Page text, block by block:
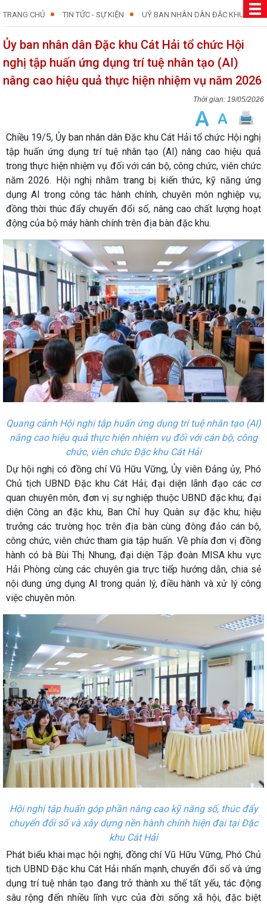
TRANG CHỦ TIN TỨC - SỰ KIỆN UỶ BAN NHÂN DÂN ĐẶC KHU
Ủy ban nhân dân Đặc khu Cát Hải tổ chức Hội
nghị tập huấn ứng dụng trí tuệ nhân tạo (AI)
nâng cao hiệu quả thực hiện nhiệm vụ năm 2026
19/05/2026
Chiều 19/5, Ủy ban nhân dân Đặc khu Cát Hải tổ chức Hội nghị
tập huấn ứng dụng trí tuệ nhân tạo (AI) nâng cao hiệu quả
trong thực hiện nhiệm vụ đối với cán bộ, công chức, viên chức
năm 2026. Hội nghị nhằm trang bị kiến thức, kỹ năng ứng
dụng AI trong công tác hành chính, chuyên môn nghiệp vụ;
đồng thời thúc đẩy chuyển đổi số, nâng cao chất lượng hoạt
động của bộ máy hành chính trên địa bàn đặc khu.
Quang cảnh Hội nghị tập huấn ứng dụng trí tuệ nhân tạo (AI)
nâng cao hiệu quả thực hiện nhiệm vụ đối với cán bộ, công
chức, viên chức Đặc khu Cát Hải
Dự hội nghị có đồng chí Vũ Hữu Vững, Ủy viên Đảng ủy, Phó
Chủ tịch UBND Đặc khu Cát Hải; đại diện lãnh đạo các cơ
quan chuyên môn, đơn vị sự nghiệp thuộc UBND đặc khu; đại
diện Công an đặc khu, Ban Chỉ huy Quân sự đặc khu; hiệu
trưởng các trường học trên địa bàn cùng đông đảo cán bộ,
công chức, viên chức tham gia tập huấn. Về phía đơn vị đồng
hành có bà Bùi Thị Nhung, đại diện Tập đoàn MISA khu vực
Hải Phòng cùng các chuyên gia trực tiếp hướng dẫn, chia sẻ
nội dung ứng dụng AI trong quản lý, điều hành và xử lý công
việc chuyên môn.
Hội nghị tập huấn góp phần nâng cao kỹ năng số, thúc đẩy
chuyển đổi số và xây dựng nền hành chính hiện đại tại Đặc
khu Cát Hải
Phát biểu khai mạc hội nghị, đồng chí Vũ Hữu Vững, Phó Chủ
tịch UBND Đặc khu Cát Hải nhấn mạnh, chuyển đổi số và ứng
dụng trí tuệ nhân tạo đang trở thành xu thế tất yếu, tác động
sâu rộng đến nhiều lĩnh vực của đời sống xã hội, đặc biệt